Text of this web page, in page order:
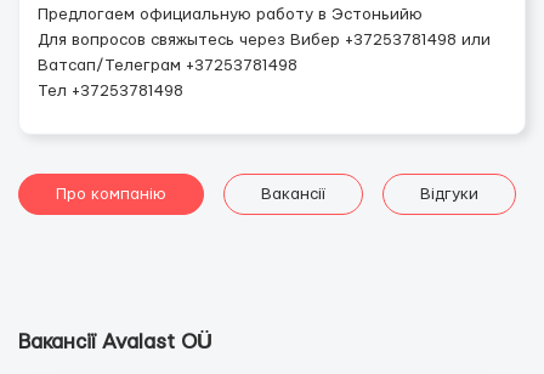
Предлогаем официальную работу в Эстоньийю
Для вопросов свяжытесь через Вибер +37253781498 или
Ватсап/Телеграм +37253781498
Тел +37253781498
Про компанію Вакансії Відгуки
Вакансії Avalast OÜ